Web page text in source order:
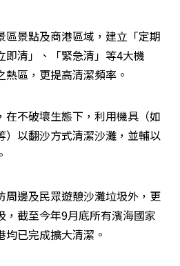
區景點及商港區域，建立「定期
即清」、「緊急清」等4大機
區，更提高清潔頻率。
在不破壞生態下，利用機具（如
）以翻沙方式清潔沙灘，並輔以
周邊及民眾遊憩沙灘垃圾外，更
，截至今年9月底所有濱海國家
已完成擴大清潔。